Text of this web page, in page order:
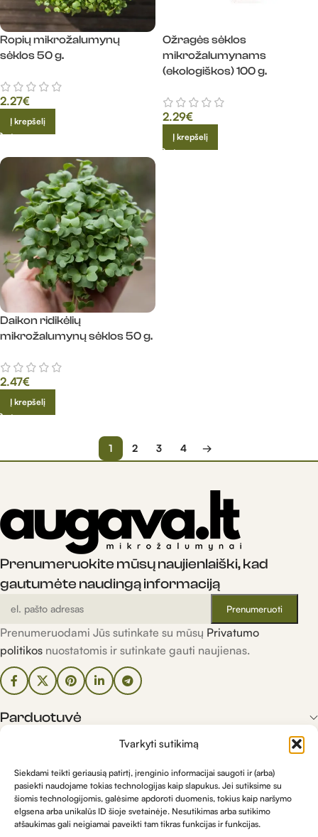
Tvarkyti sutikimą
Siekdami teikti geriausią patirtį, įrenginio informacijai saugoti ir (arba)
pasiekti naudojame tokias technologijas kaip slapukus. Jei sutiksime su
šiomis technologijomis, galėsime apdoroti duomenis, tokius kaip naršymo
elgsena arba unikalūs ID šioje svetainėje. Nesutikimas arba sutikimo
atšaukimas gali neigiamai paveikti tam tikras funkcijas ir funkcijas.
Ropių mikrožalumynų
sėklos 50 g.
2.27€
Į krepšelį
Ožragės sėklos
mikrožalumynams
(ekologiškos) 100 g.
2.29€
Į krepšelį
Daikon ridikėlių
mikrožalumynų sėklos 50 g.
2.47€
Į krepšelį
1 2 3 4 →
Prenumeruokite mūsų naujienlaiški, kad
gautumėte naudingą informaciją
Prenumeruodami Jūs sutinkate su mūsų Privatumo
politikos nuostatomis ir sutinkate gauti naujienas.
Parduotuvė
Kontaktai